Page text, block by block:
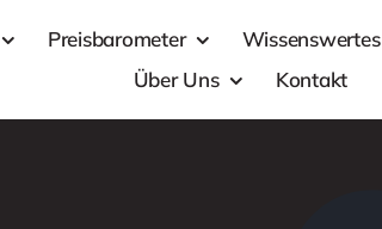
Preisbarometer Wissenswertes
Über Uns
Kontakt